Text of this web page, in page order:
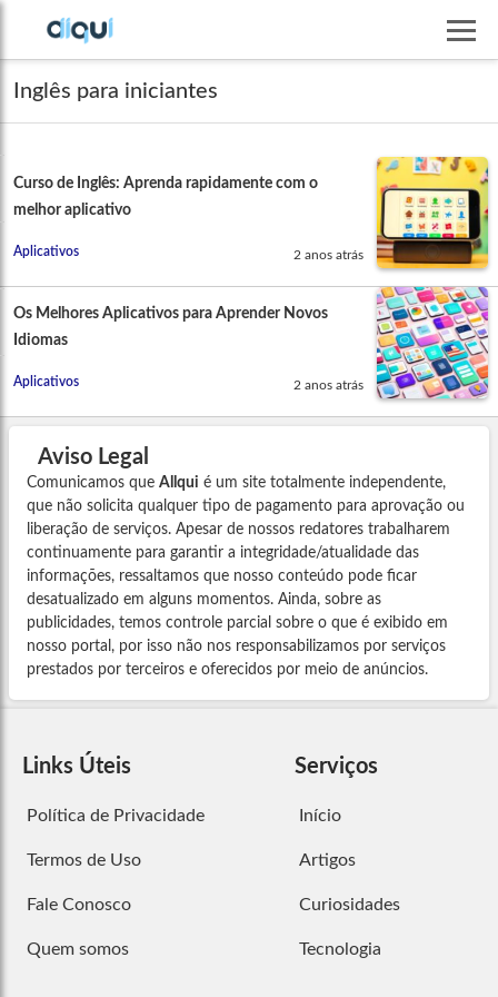
Inglês para iniciantes
Curso de Inglês: Aprenda rapidamente com o
melhor aplicativo
Aplicativos 2 anos atrás
Os Melhores Aplicativos para Aprender Novos
Idiomas
Aplicativos 2 anos atrás
Aviso Legal
Comunicamos que Allqui é um site totalmente independente,
que não solicita qualquer tipo de pagamento para aprovação ou
liberação de serviços. Apesar de nossos redatores trabalharem
continuamente para garantir a integridade/atualidade das
informações, ressaltamos que nosso conteúdo pode ficar
desatualizado em alguns momentos. Ainda, sobre as
publicidades, temos controle parcial sobre o que é exibido em
nosso portal, por isso não nos responsabilizamos por serviços
prestados por terceiros e oferecidos por meio de anúncios.
Links Úteis
Política de Privacidade
Termos de Uso
Fale Conosco
Quem somos
Serviços
Início
Artigos
Curiosidades
Tecnologia